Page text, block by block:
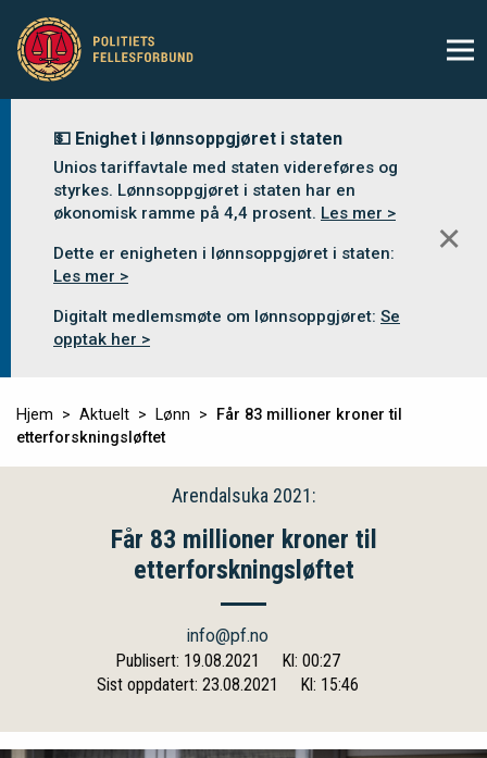
💵 Enighet i lønnsoppgjøret i staten
Unios tariffavtale med staten videreføres og
styrkes. Lønnsoppgjøret i staten har en
økonomisk ramme på 4,4 prosent. Les mer >
Dette er enigheten i lønnsoppgjøret i staten:
Les mer >
Digitalt medlemsmøte om lønnsoppgjøret: Se
opptak her >
✕
Hjem Aktuelt Lønn
Får 83 millioner kroner til
etterforskningsløftet
Arendalsuka 2021:
Får 83 millioner kroner til
etterforskningsløftet
info@pf.no
Publisert: 19.08.2021
Kl: 00:27
Sist oppdatert: 23.08.2021
Kl: 15:46